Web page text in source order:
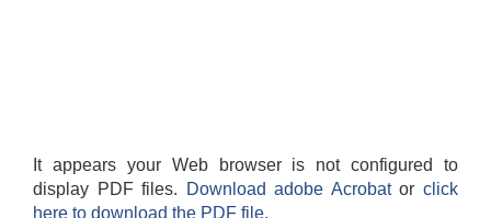
It appears your Web browser is not configured to
display PDF files.
Download adobe Acrobatorclick
here to download the PDF file.